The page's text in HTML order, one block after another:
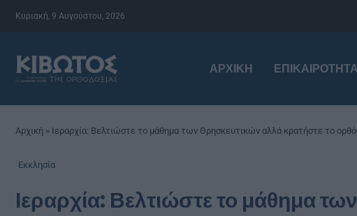
Κυριακή, 9 Αυγούστου, 2026
ΑΡΧΙΚΉ ΕΠΙΚΑΙΡΌΤΗΤΑ
Αρχική » Ιεραρχία: Βελτιώστε το μάθημα των Θρησκευτικών αλλά κρατήστε το
Εκκλησία
Ιεραρχία: Βελτιώστε το μάθημα